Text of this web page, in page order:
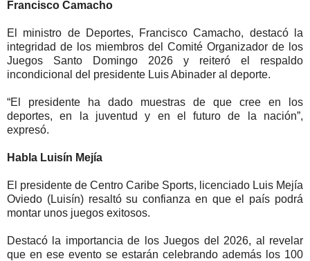
Francisco Camacho
El ministro de Deportes, Francisco Camacho, destacó la
integridad de los miembros del Comité Organizador de los
Juegos Santo Domingo 2026 y reiteró el respaldo
incondicional del presidente Luis Abinader al deporte.
“El presidente ha dado muestras de que cree en los
deportes, en la juventud y en el futuro de la nación”,
expresó.
Habla Luisín Mejía
El presidente de Centro Caribe Sports, licenciado Luis Mejía
Oviedo (Luisín) resaltó su confianza en que el país podrá
montar unos juegos exitosos.
Destacó la importancia de los Juegos del 2026, al revelar
que en ese evento se estarán celebrando además los 100